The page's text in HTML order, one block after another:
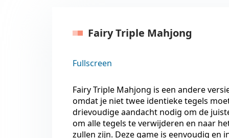
Fairy Triple Mahjong
Fullscreen
Fairy Triple Mahjong is een andere
omdat je niet twee identieke tegels
drievoudige aandacht nodig om de
om alle tegels te verwijderen en naar
zullen zijn. Deze game is eenvoudig en